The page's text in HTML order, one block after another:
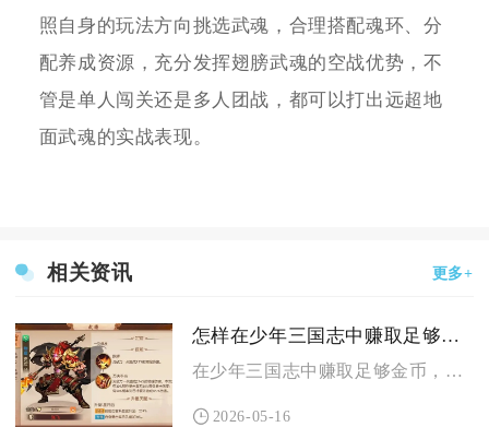
照自身的玩法方向挑选武魂，合理搭配魂环、分
配养成资源，充分发挥翅膀武魂的空战优势，不
管是单人闯关还是多人团战，都可以打出远超地
面武魂的实战表现。
相关资讯 更多+
怎样在少年三国志中赚取足够的金币
在少年三国志中赚取足够金币，核心是每日清完日常任务、稳定刷满...
2026-05-16